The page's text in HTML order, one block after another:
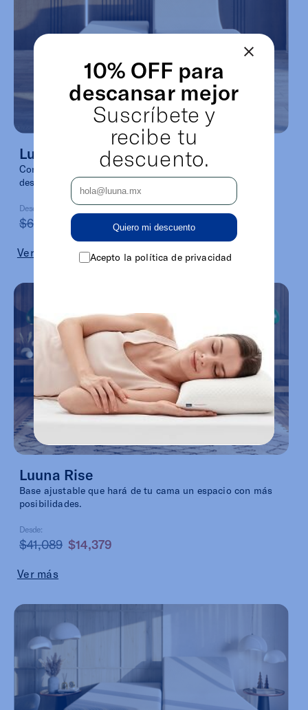
Luuna Rise Pro
Conoce todos los diferentes niveles de confort y eleva tu
descanso a lo que tu cuerpo necesita
Desde:
$62,559 $25,019
Ver más
Luuna Rise
Base ajustable que hará de tu cama un espacio con más
posibilidades.
Desde:
$41,089 $14,379
Ver más
10% OFF para
descansar mejor
Suscríbete y
recibe tu
descuento.
Quiero mi descuento
Acepto la política de privacidad